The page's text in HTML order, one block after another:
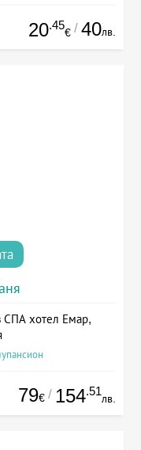
20.45
€ / 40лв.
СПА хотел Емар,
79€ / 154.51
лв.